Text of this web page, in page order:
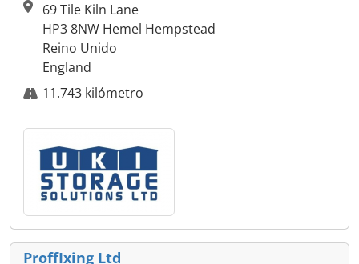
69 Tile Kiln Lane
HP3 8NW Hemel Hempstead
Reino Unido
England
11.743 kilómetro
ProffIxing Ltd